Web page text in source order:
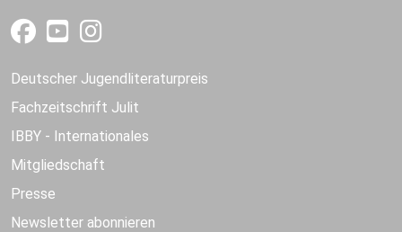
Deutscher Jugendliteraturpreis
Fachzeitschrift Julit
IBBY - Internationales
Mitgliedschaft
Presse
Newsletter abonnieren